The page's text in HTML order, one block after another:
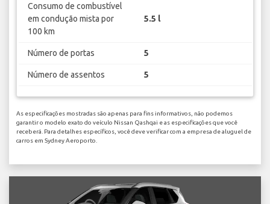
Consumo de combustível
em condução mista por
100 km
5.5 l
Número de portas 5
Número de assentos 5
As especificações mostradas são apenas para fins informativos, não podemos
garantir o modelo exato do veículo Nissan Qashqai e as especificações que você
receberá. Para detalhes específicos, você deve verificar com a empresa de aluguel de
carros em Sydney Aeroporto.